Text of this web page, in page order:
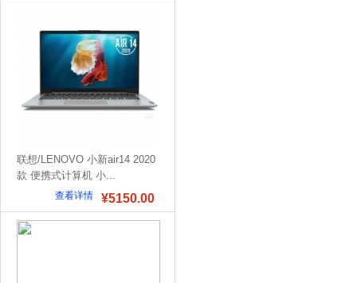
联想/LENOVO 小新air14 2020
款 便携式计算机 小...
¥5150.00
查看详情